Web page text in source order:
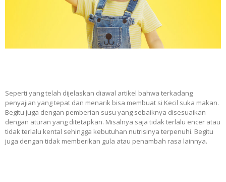
Seperti yang telah dijelaskan diawal artikel bahwa terkadang
penyajian yang tepat dan menarik bisa membuat si Kecil suka makan.
Begitu juga dengan pemberian susu yang sebaiknya disesuaikan
dengan aturan yang ditetapkan. Misalnya saja tidak terlalu encer atau
tidak terlalu kental sehingga kebutuhan nutrisinya terpenuhi. Begitu
juga dengan tidak memberikan gula atau penambah rasa lainnya.